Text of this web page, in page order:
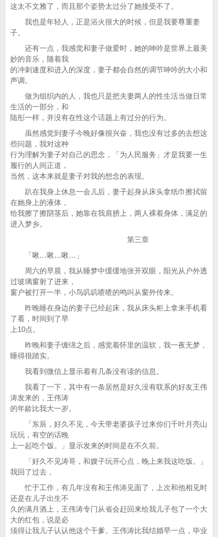
这太不文雅了，而且那个姿势太过分了她接受不了。
我也是年轻人，正是浴火很大的时候，但是我要尊重妻
子。
还有一点，我感觉和妻子做爱时，她的呻吟是世界上最美
妙的音乐，随着我
的冲刺速度和进入的深度，妻子都会自然的调节呻吟的大小和
声调。
做为组织内的人，我也只是把夫妻两人的性生活当做日常
生活的一部分，和
陆彤一样，并没有在性这个话题上有过分的行为。
虽然感觉到妻子今晚好像很兴奋，我也没有过多的去想这
些问题，我对这种
行为理解为妻子对自己的思念，「为人民服务」才是我要一生
履行的人间正道，
当然，这本来就是妻子对我的想念的表现。
趴在我身上休息一会儿后，妻子起身从床头拿纸巾擦拭留
在她身上的液体，
给我擦了擦阴茎后，她靠在我肩膀上，两人裸着身体，满足的
进入梦乡。
第三章
「啾…啾…啾…」
周六的早晨，我从睡梦中缓缓地张开双眼，阳光从户外透
过玻璃窗射了进来，
窗户被打开一半，小鸟叽叽喳喳的鸣叫从窗外传来。
昨晚睡在身边的妻子已经起床，我从床头柜上拿来手机看
了看，时间到了早
上10点。
昨晚和妻子缠绵之后，感觉着怀里的温软，我一夜无梦，
睡得很踏实。
我看到微信上显示着有几条没有读的信息。
我看了一下，其中有一条居然是好久没有联系的好友王伟
涛发来的，王伟涛
的年龄比我大一岁。
「东辰，好久不见，今天带老婆孩子过来你们千叶月亮山
玩玩，有空的话晚
上一起吃个饭。」显示发来的时间是在不久前。
「好久不见涛哥，和嫂子玩开心点，晚上来我这吃饭。」
我回了过去，
忙于工作，有几年没有和王伟涛见面了，上次和他相见时
还是在儿子出生不
久的满月酒上，王伟涛专门从省会赶回来给我儿子包了一个大
大的红包，说是必
须得让我儿子认认他这个干爹。王伟涛比我结婚早一点，毕业